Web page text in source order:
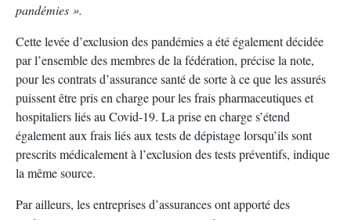
pandémies ».
Cette levée d’exclusion des pandémies a été également décidée
par l’ensemble des membres de la fédération, précise la note,
pour les contrats d’assurance santé de sorte à ce que les assurés
puissent être pris en charge pour les frais pharmaceutiques et
hospitaliers liés au Covid-19. La prise en charge s’étend
également aux frais liés aux tests de dépistage lorsqu’ils sont
prescrits médicalement à l’exclusion des tests préventifs, indique
la même source.
Par ailleurs, les entreprises d’assurances ont apporté des